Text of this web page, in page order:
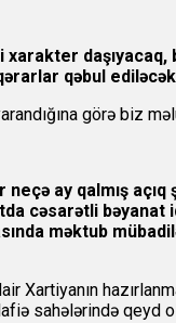
daşıyacaq,
qəbul
görə biz
ay qalmış açıq
cəsarətli
məktub
Xartiyanın
sahələrində qeyd